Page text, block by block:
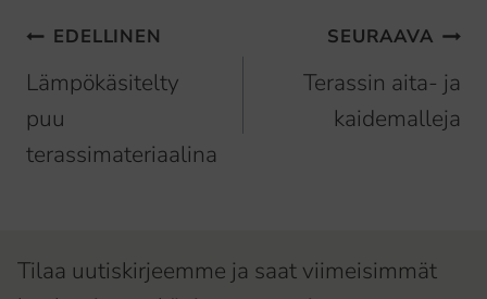
Artikkelien
selaus
EDELLINEN
Lämpökäsitelty
puu
terassimateriaalina
SEURAAVA
Terassin aita- ja
kaidemalleja
Tilaa uutiskirjeemme ja saat viimeisimmät